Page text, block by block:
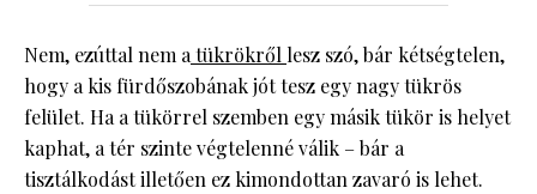
Nem, ezúttal nem atükrökről lesz szó, bár kétségtelen,
hogy a kis fürdőszobának jót tesz egy nagy tükrös
felület. Ha a tükörrel szemben egy másik tükör is helyet
kaphat, a tér szinte végtelenné válik – bár a
tisztálkodást illetően ez kimondottan zavaró is lehet.